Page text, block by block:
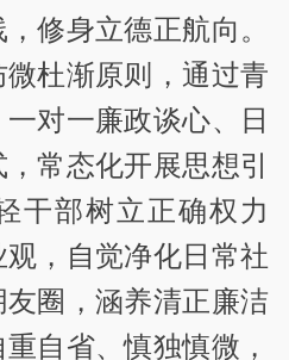
修身立德正航向。
杜渐原则，通过青
对一廉政谈心、日
常态化开展思想引
干部树立正确权力
，自觉净化日常社
圈，涵养清正廉洁
自省、慎独慎微，